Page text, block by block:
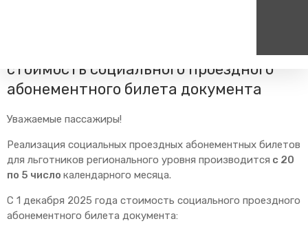
Пассажирам
касс
Тарифы и льготы
Способы оплаты проезда
Абонементные билеты
Схема обращения
Туризм
Единый номер вызова экстренных служб
112
cтоимость социального проездного
абонементного билета документа
Уважаемые пассажиры!
Реализация социальных проездных абонементных билетов
для льготников регионального уровня производится с 20
по 5 число календарного месяца.
C 1 декабря 2025 года cтоимость социального проездного
абонементного билета документа: